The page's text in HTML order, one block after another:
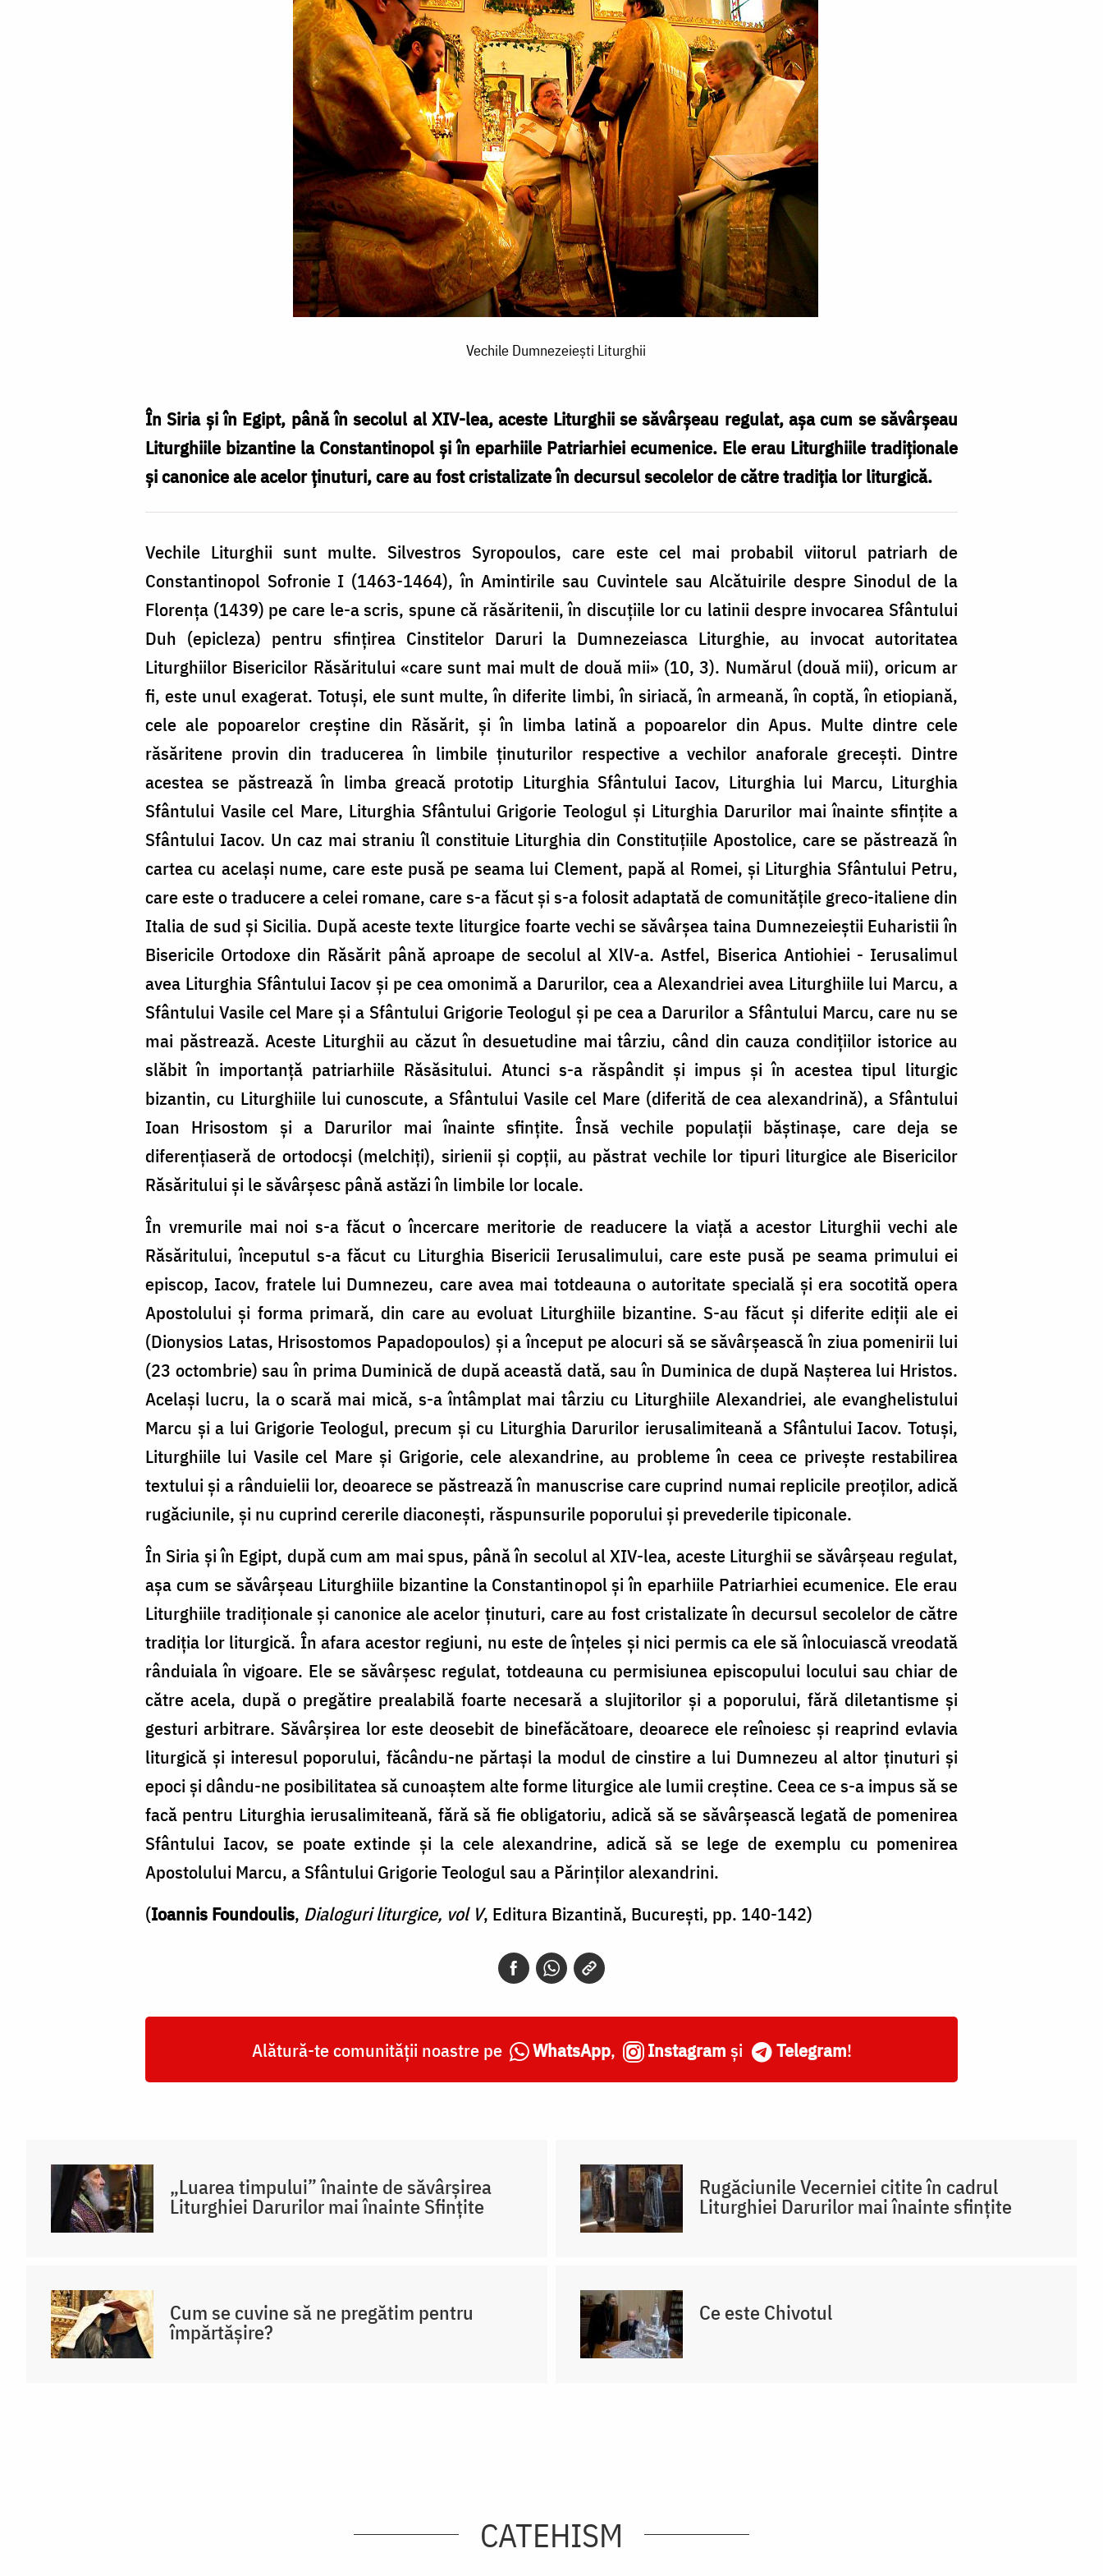
Vechile Dumnezeieşti Liturghii
În Siria şi în Egipt, până în secolul al XIV-lea, aceste Liturghii se săvârşeau regulat, aşa cum se săvârşeau
Liturghiile bizantine la Constantinopol şi în eparhiile Patriarhiei ecumenice. Ele erau Liturghiile tradiţionale
şi canonice ale acelor ţinuturi, care au fost cristalizate în decursul secolelor de către tradiţia lor liturgică.
Vechile Liturghii sunt multe. Silvestros Syropoulos, care este cel mai probabil viitorul patriarh de
Constantinopol Sofronie I (1463-1464), în Amintirile sau Cuvintele sau Alcătuirile despre Sinodul de la
Florenţa (1439) pe care le-a scris, spune că răsăritenii, în discuţiile lor cu latinii despre invocarea Sfântului
Duh (epicleza) pentru sfinţirea Cinstitelor Daruri la Dumnezeiasca Liturghie, au invocat autoritatea
Liturghiilor Bisericilor Răsăritului «care sunt mai mult de două mii» (10, 3). Numărul (două mii), oricum ar
fi, este unul exagerat. Totuşi, ele sunt multe, în diferite limbi, în siriacă, în armeană, în coptă, în etiopiană,
cele ale popoarelor creştine din Răsărit, şi în limba latină a popoarelor din Apus. Multe dintre cele
răsăritene provin din traducerea în limbile ţinuturilor respective a vechilor anaforale greceşti. Dintre
acestea se păstrează în limba greacă prototip Liturghia Sfântului Iacov, Liturghia lui Marcu, Liturghia
Sfântului Vasile cel Mare, Liturghia Sfântului Grigorie Teologul şi Liturghia Darurilor mai înainte sfinţite a
Sfântului Iacov. Un caz mai straniu îl constituie Liturghia din Constituţiile Apostolice, care se păstrează în
cartea cu acelaşi nume, care este pusă pe seama lui Clement, papă al Romei, şi Liturghia Sfântului Petru,
care este o traducere a celei romane, care s-a făcut şi s-a folosit adaptată de comunităţile greco-italiene din
Italia de sud şi Sicilia. După aceste texte liturgice foarte vechi se săvârşea taina Dumnezeieştii Euharistii în
Bisericile Ortodoxe din Răsărit până aproape de secolul al XlV-a. Astfel, Biserica Antiohiei - Ierusalimul
avea Liturghia Sfântului Iacov şi pe cea omonimă a Darurilor, cea a Alexandriei avea Liturghiile lui Marcu, a
Sfântului Vasile cel Mare şi a Sfântului Grigorie Teologul şi pe cea a Darurilor a Sfântului Marcu, care nu se
mai păstrează. Aceste Liturghii au căzut în desuetudine mai târziu, când din cauza condiţiilor istorice au
slăbit în importanţă patriarhiile Răsăsitului. Atunci s-a răspândit şi impus şi în acestea tipul liturgic
bizantin, cu Liturghiile lui cunoscute, a Sfântului Vasile cel Mare (diferită de cea alexandrină), a Sfântului
Ioan Hrisostom şi a Darurilor mai înainte sfinţite. Însă vechile populaţii băştinaşe, care deja se
diferenţiaseră de ortodocşi (melchiţi), sirienii şi copţii, au păstrat vechile lor tipuri liturgice ale Bisericilor
Răsăritului şi le săvârşesc până astăzi în limbile lor locale.
În vremurile mai noi s-a făcut o încercare meritorie de readucere la viaţă a acestor Liturghii vechi ale
Răsăritului, începutul s-a făcut cu Liturghia Bisericii Ierusalimului, care este pusă pe seama primului ei
episcop, Iacov, fratele lui Dumnezeu, care avea mai totdeauna o autoritate specială şi era socotită opera
Apostolului şi forma primară, din care au evoluat Liturghiile bizantine. S-au făcut şi diferite ediţii ale ei
(Dionysios Latas, Hrisostomos Papadopoulos) şi a început pe alocuri să se săvârşească în ziua pomenirii lui
(23 octombrie) sau în prima Duminică de după această dată, sau în Duminica de după Naşterea lui Hristos.
Acelaşi lucru, la o scară mai mică, s-a întâmplat mai târziu cu Liturghiile Alexandriei, ale evanghelistului
Marcu şi a lui Grigorie Teologul, precum şi cu Liturghia Darurilor ierusalimiteană a Sfântului Iacov. Totuşi,
Liturghiile lui Vasile cel Mare şi Grigorie, cele alexandrine, au probleme în ceea ce priveşte restabilirea
textului şi a rânduielii lor, deoarece se păstrează în manuscrise care cuprind numai replicile preoţilor, adică
rugăciunile, şi nu cuprind cererile diaconeşti, răspunsurile poporului şi prevederile tipiconale.
În Siria şi în Egipt, după cum am mai spus, până în secolul al XIV-lea, aceste Liturghii se săvârşeau regulat,
aşa cum se săvârşeau Liturghiile bizantine la Constantinopol şi în eparhiile Patriarhiei ecumenice. Ele erau
Liturghiile tradiţionale şi canonice ale acelor ţinuturi, care au fost cristalizate în decursul secolelor de către
tradiţia lor liturgică. În afara acestor regiuni, nu este de înţeles şi nici permis ca ele să înlocuiască vreodată
rânduiala în vigoare. Ele se săvârşesc regulat, totdeauna cu permisiunea episcopului locului sau chiar de
către acela, după o pregătire prealabilă foarte necesară a slujitorilor şi a poporului, fără diletantisme şi
gesturi arbitrare. Săvârşirea lor este deosebit de binefăcătoare, deoarece ele reînoiesc şi reaprind evlavia
liturgică şi interesul poporului, făcându-ne părtaşi la modul de cinstire a lui Dumnezeu al altor ţinuturi şi
epoci şi dându-ne posibilitatea să cunoaştem alte forme liturgice ale lumii creştine. Ceea ce s-a impus să se
facă pentru Liturghia ierusalimiteană, fără să fie obligatoriu, adică să se săvârşească legată de pomenirea
Sfântului Iacov, se poate extinde şi la cele alexandrine, adică să se lege de exemplu cu pomenirea
Apostolului Marcu, a Sfântului Grigorie Teologul sau a Părinţilor alexandrini.
(Ioannis Foundoulis, Dialoguri liturgice, vol V, Editura Bizantină, București, pp. 140-142)
Alătură-te comunității noastre pe WhatsApp, Instagram și Telegram!
„Luarea timpului” înainte de săvârșirea
Liturghiei Darurilor mai înainte Sfințite
Rugăciunile Vecerniei citite în cadrul
Liturghiei Darurilor mai înainte sfințite
Cum se cuvine să ne pregătim pentru
împărtășire?
Ce este Chivotul
CATEHISM